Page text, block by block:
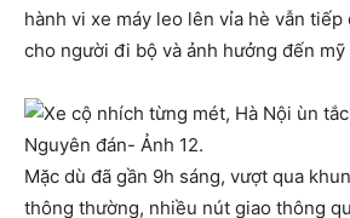
hành vi xe máy leo lên vỉa hè vẫn
cho người đi bộ và ảnh hưởng đến mỹ
Mặc dù đã gần 9h sáng, vượt qua
thông thường, nhiều nút giao thông